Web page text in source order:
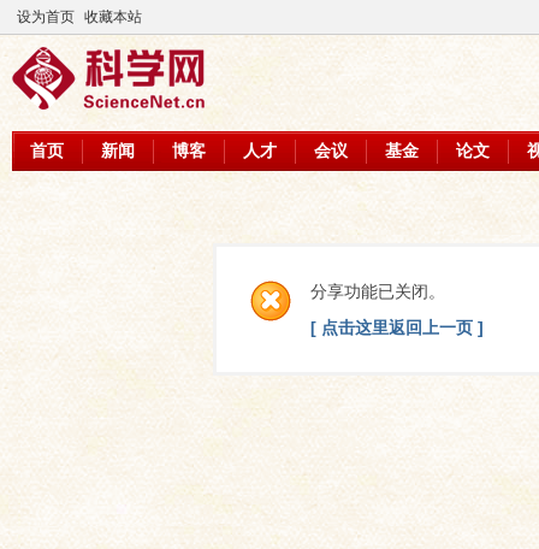
设为首页 收藏本站
首页 新闻 博客 人才 会议 基金 论文
分享功能已关闭。
[ 点击这里返回上一页 ]